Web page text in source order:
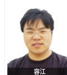
東京都健康長壽醫
科學研究
產總研無需石油利
科學研究
東京大學和海上保
容江